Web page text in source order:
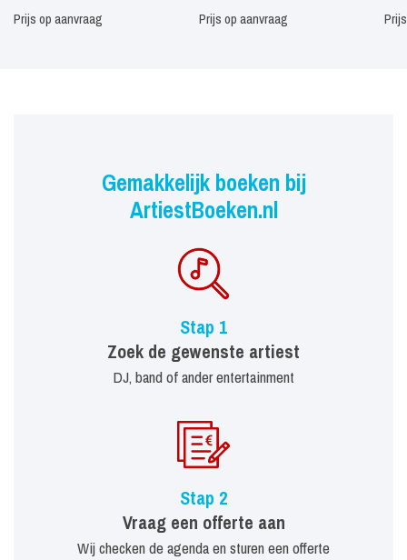
Prijs op aanvraag Prijs op aanvraag
Gemakkelijk boeken bij
ArtiestBoeken.nl
Stap 1
Zoek de gewenste artiest
DJ, band of ander entertainment
Stap 2
Vraag een offerte aan
Wij checken de agenda en sturen een offerte